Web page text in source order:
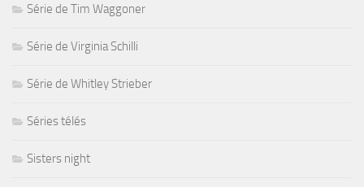
Série de Tim Waggoner
Série de Virginia Schilli
Série de Whitley Strieber
Séries télés
Sisters night